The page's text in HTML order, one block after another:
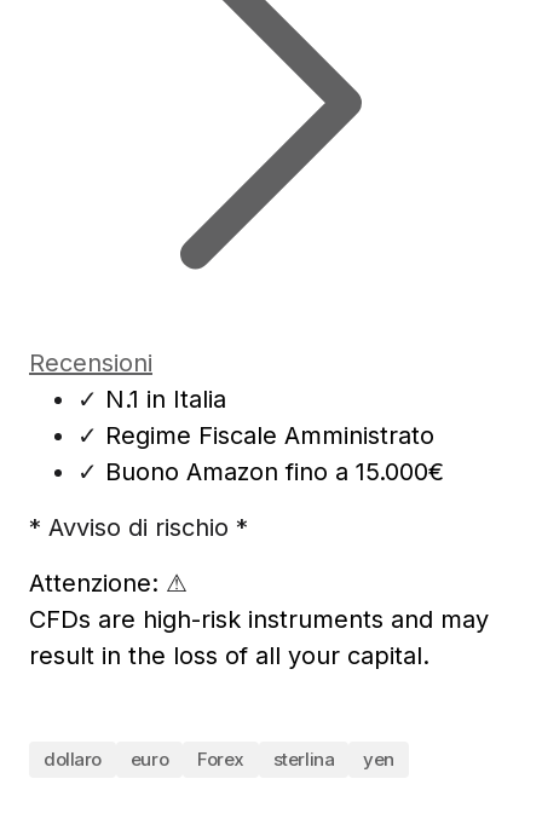
Recensioni
✓ N.1 in Italia
✓ Regime Fiscale Amministrato
✓ Buono Amazon fino a 15.000€
* Avviso di rischio *
Attenzione: ⚠
CFDs are high-risk instruments and may
result in the loss of all your capital.
dollaro euro Forex sterlina yen